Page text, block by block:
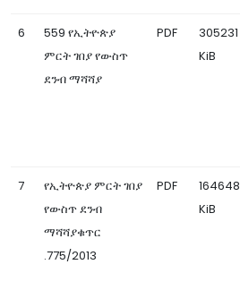
6
559 የኢትዮጵያ
ምርት ገበያ የውስጥ
ደንብ ማሻሻያ
PDF
305231
KiB
7
የኢትዮጵያ ምርት ገበያ
የውስጥ ደንብ
ማሻሻያቁጥር
.775/2013
PDF
164648
KiB